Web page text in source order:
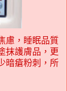
慮，睡眠品質
抹護膚品，更
暗瘡粉刺，所